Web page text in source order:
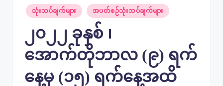
Posted
in
သုံးသပ်ချက်များ အပတ်စဉ်သုံးသပ်ချက်များ
၂၀၂၂ ခုနှစ် ၊
အောက်တိုဘာလ (၉) ရက်
နေ့မှ (၁၅) ရက်‌နေ့အထိ